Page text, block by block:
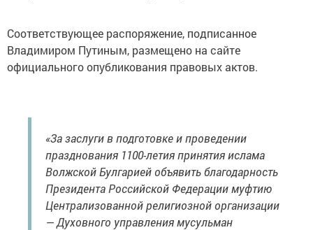
Соответствующее распоряжение, подписанное
Владимиром Путиным, размещено на сайте
официального опубликования правовых актов.
«За заслуги в подготовке и проведении
празднования 1100-летия принятия ислама
Волжской Булгарией объявить благодарность
Президента Российской Федерации муфтию
Централизованной религиозной организации
— Духовного управления мусульман